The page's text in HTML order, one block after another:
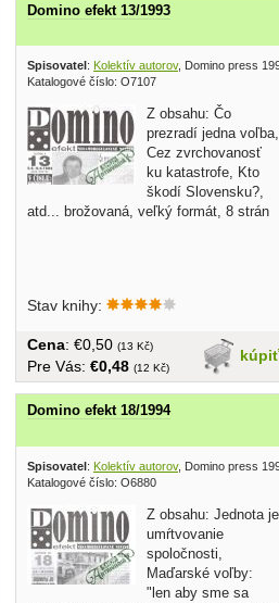
Domino efekt 13/1993
Spisovatel : Kolektív autorov, Domino press
Katalogové číslo: O7107
Z obsahu: Čo
prezradí jedna voľba,
Cez zvrchovanosť
ku katastrofe, Kto
škodí Slovensku?,
atd... brožovaná, veľký formát, 8 strán
Stav knihy:
kúpiť
Cena: €0,50 (13 Kč)
Pre Vás: €0,48 (12 Kč)
Domino efekt 18/1994
Spisovatel: Kolektív autorov, Domino press
Katalogové číslo: O6880
Z obsahu: Jednota je
umŕtvovanie
spoločnosti,
Maďarské voľby:
"len aby sme sa